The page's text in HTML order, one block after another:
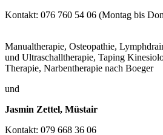
Kontakt: 076 760 54 06 (Montag bis
Manualtherapie, Osteopathie,
und Ultraschalltherapie, Taping
Therapie, Narbentherapie nach Boeger
und
Jasmin Zettel, Müstair
Kontakt: 079 668 36 06